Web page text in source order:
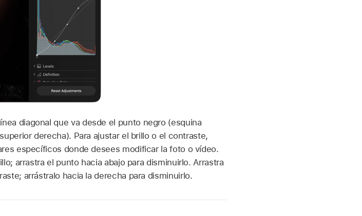
diagonal que va desde el punto negro (esquina
derecha). Para ajustar el brillo o el contraste,
específicos donde desees modificar la foto o vídeo.
arrastra el punto hacia abajo para disminuirlo. Arrastra
arrástralo hacia la derecha para disminuirlo.